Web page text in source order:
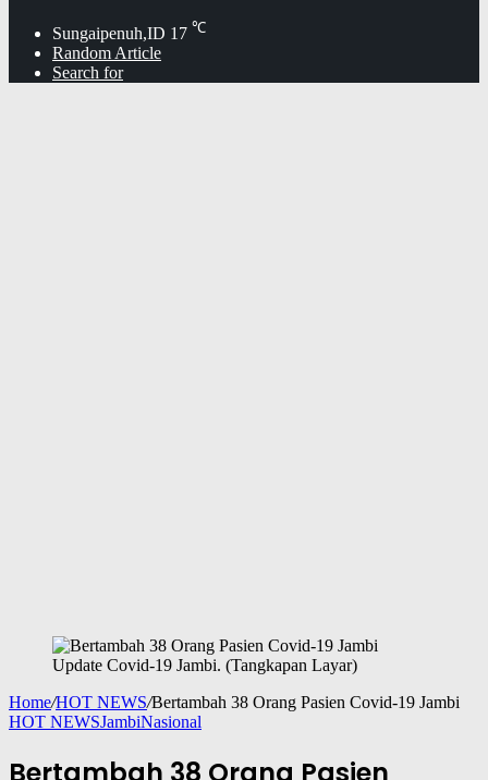
Sungaipenuh,ID 17 ℃
Random Article
Search for
Update Covid-19 Jambi. (Tangkapan Layar)
Home/HOT NEWS/Bertambah 38 Orang Pasien Covid-19 Jambi
HOT NEWSJambiNasional